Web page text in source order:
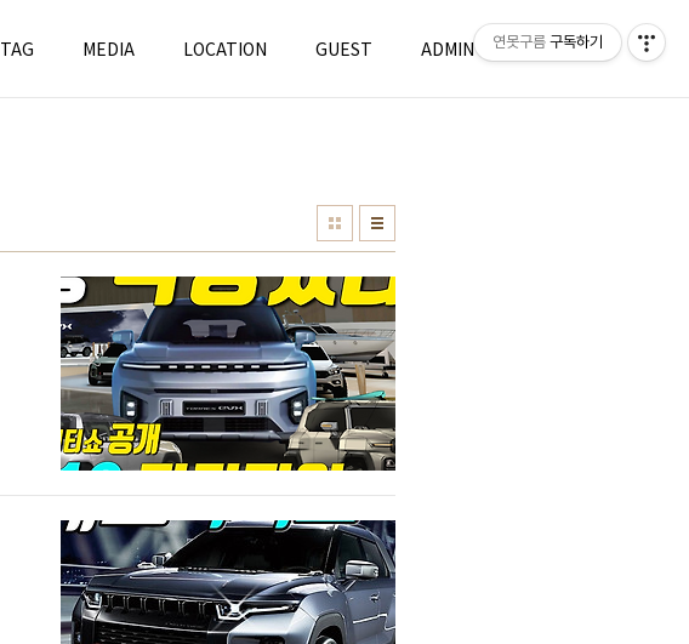
TAG MEDIA LOCATION GUEST ADMIN WRITE
연못구름 구독하기